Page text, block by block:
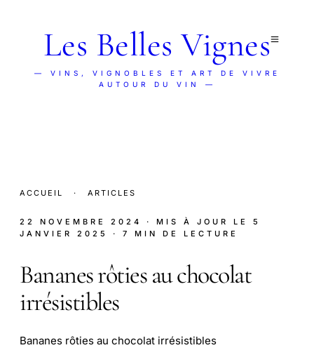
Les Belles Vignes
— VINS, VIGNOBLES ET ART DE VIVRE
AUTOUR DU VIN —
ACCUEIL · ARTICLES
22 NOVEMBRE 2024 · MIS À JOUR LE 5
JANVIER 2025
· 7 MIN DE LECTURE
Bananes rôties au chocolat
irrésistibles
Bananes rôties au chocolat irrésistibles